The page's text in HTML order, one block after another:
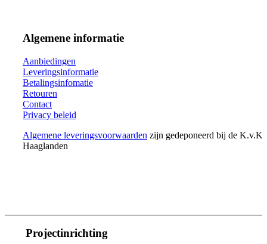
Algemene informatie
Aanbiedingen
Leveringsinformatie
Betalingsinfomatie
Retouren
Contact
Privacy beleid
Algemene leveringsvoorwaarden zijn gedeponeerd bij de K.v.K.
Haaglanden
Projectinrichting